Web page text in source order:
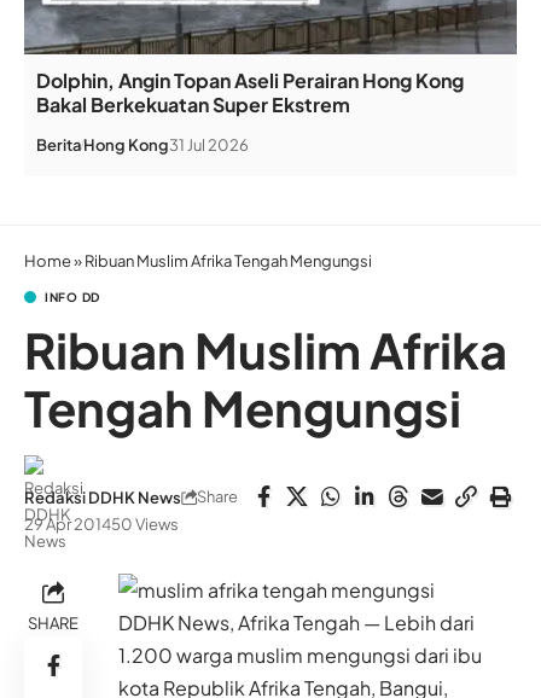
Dolphin, Angin Topan Aseli Perairan Hong Kong
Bakal Berkekuatan Super Ekstrem
BeritaHong Kong31 Jul 2026
Home»Ribuan Muslim Afrika Tengah Mengungsi
INFO DD
Ribuan Muslim Afrika
Tengah Mengungsi
Redaksi DDHK News
29 Apr 201450 Views
Share
SHARE
DDHK News, Afrika Tengah — Lebih dari
1.200 warga muslim mengungsi dari ibu
kota Republik Afrika Tengah, Bangui,